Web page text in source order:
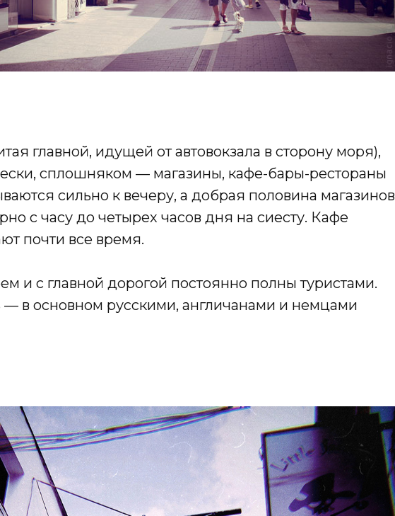
главной, идущей от автовокзала в сторону моря),
сплошняком — магазины, кафе-бары-рестораны
сильно к вечеру, а добрая половина магазинов
с часу до четырех часов дня на сиесту. Кафе
почти все время.
и с главной дорогой постоянно полны туристами.
— в основном русскими, англичанами и немцами